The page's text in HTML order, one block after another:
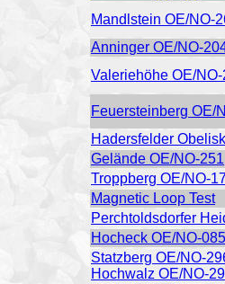
Mandlstein OE/NO-
Anninger OE/NO-
Valeriehöhe OE/NO-
Feuersteinberg OE/
Hadersfelder
Gelände OE/NO-251
Troppberg OE/NO-
Magnetic Loop Test
Perchtoldsdorfer
Hocheck OE/NO-085
Statzberg OE/NO-
Hochwalz OE/NO-